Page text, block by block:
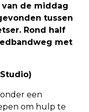
de middag
tussen
Rond half
met
een
om hulp te